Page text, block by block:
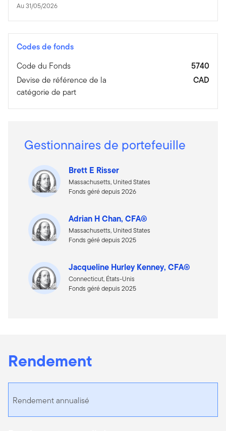
Au 31/05/2026
Codes de fonds
Code du Fonds
5740
Devise de référence de la
catégorie de part
CAD
Gestionnaires de portefeuille
Brett E Risser
Massachusetts, United States
Fonds géré depuis 2026
Adrian H Chan, CFA®
Massachusetts, United States
Fonds géré depuis 2025
Jacqueline Hurley Kenney, CFA®
Connecticut, États-Unis
Fonds géré depuis 2025
Rendement
Rendement annualisé